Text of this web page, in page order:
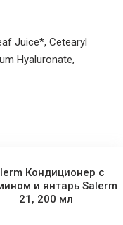
Juice*, Cetearyl
Hyaluronate,
(Pomegranate) Fruit
E),
Sodium Benzoate, Citric
(Parfum), Benzyl
Organic Ingredient.
Кондиционер с
и янтарь Salerm
21, 200 мл